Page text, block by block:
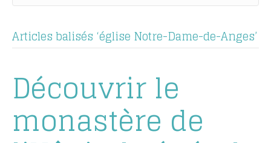
Articles balisés ‘église Notre-Dame-de-Anges’
Découvrir le
monastère de